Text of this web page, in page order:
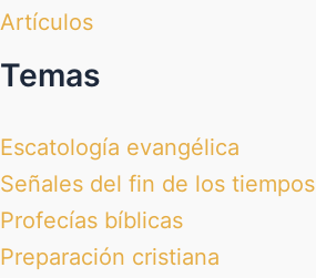
Artículos
Temas
Escatología evangélica
Señales del fin de los tiempos
Profecías bíblicas
Preparación cristiana